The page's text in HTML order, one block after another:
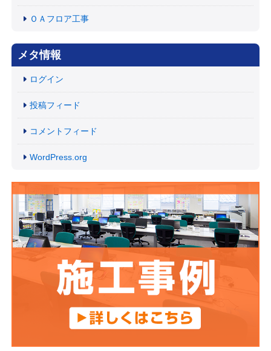
ＯＡフロア工事
メタ情報
ログイン
投稿フィード
コメントフィード
WordPress.org